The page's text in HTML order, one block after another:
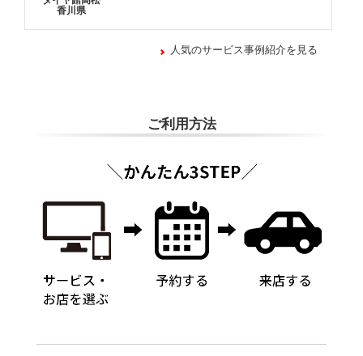
香川県
人気のサービス事例紹介を見る
ご利用方法